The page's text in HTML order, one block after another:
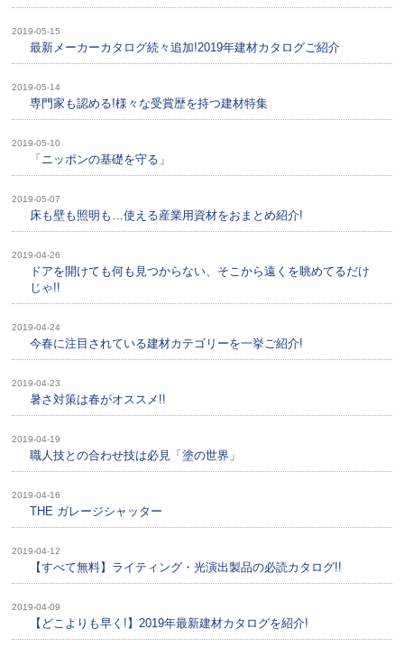
2019-05-15
最新メーカーカタログ続々追加!2019年建材カタログご紹介
2019-05-14
専門家も認める!様々な受賞歴を持つ建材特集
2019-05-10
「ニッポンの基礎を守る」
2019-05-07
床も壁も照明も…使える産業用資材をおまとめ紹介!
2019-04-26
ドアを開けても何も見つからない、そこから遠くを眺めてるだけ
じゃ!!
2019-04-24
今春に注目されている建材カテゴリーを一挙ご紹介!
2019-04-23
暑さ対策は春がオススメ!!
2019-04-19
職人技との合わせ技は必見「塗の世界」
2019-04-16
THE ガレージシャッター
2019-04-12
【すべて無料】ライティング・光演出製品の必読カタログ!!
2019-04-09
【どこよりも早く!】2019年最新建材カタログを紹介!